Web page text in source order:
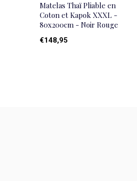
Matelas Thaï Pliable en
Coton et Kapok XXXL -
80x200cm - Noir Rouge
€148,95